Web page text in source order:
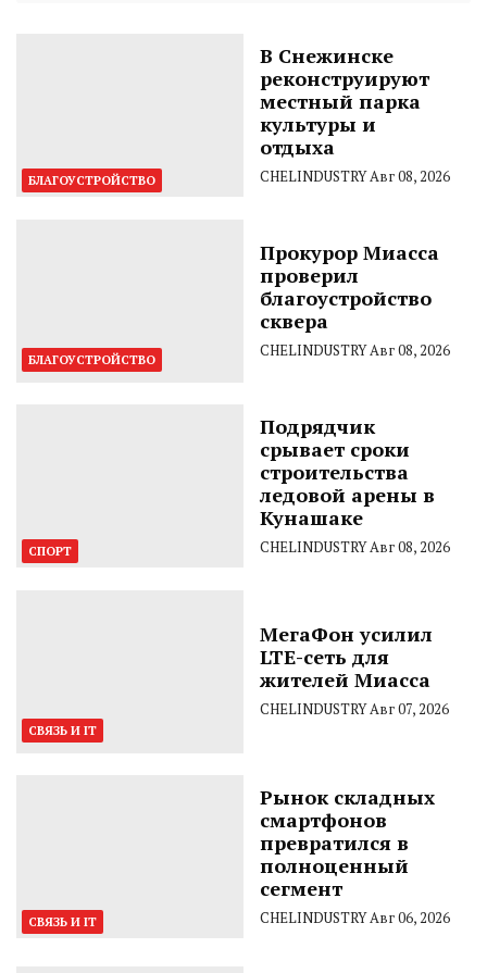
БЛАГОУСТРОЙСТВО
В Снежинске
реконструируют
местный парка
культуры и
отдыха
CHELINDUSTRYАвг 08, 2026
БЛАГОУСТРОЙСТВО
Прокурор Миасса
проверил
благоустройство
сквера
CHELINDUSTRYАвг 08, 2026
СПОРТ
Подрядчик
срывает сроки
строительства
ледовой арены в
Кунашаке
CHELINDUSTRYАвг 08, 2026
СВЯЗЬ И IT
МегаФон усилил
LTE-сеть для
жителей Миасса
CHELINDUSTRYАвг 07, 2026
СВЯЗЬ И IT
Рынок складных
смартфонов
превратился в
полноценный
сегмент
CHELINDUSTRYАвг 06, 2026